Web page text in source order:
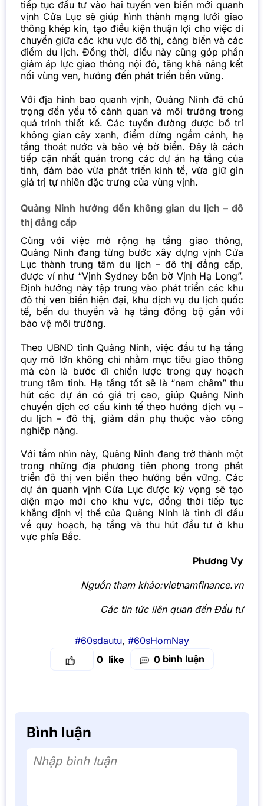
tiếp tục đầu tư vào hai tuyến ven biển mới quanh
vịnh Cửa Lục sẽ giúp hình thành mạng lưới giao
thông khép kín, tạo điều kiện thuận lợi cho việc di
chuyển giữa các khu vực đô thị, cảng biển và các
điểm du lịch. Đồng thời, điều này cũng góp phần
giảm áp lực giao thông nội đô, tăng khả năng kết
nối vùng ven, hướng đến phát triển bền vững.
Với địa hình bao quanh vịnh, Quảng Ninh đã chú
trọng đến yếu tố cảnh quan và môi trường trong
quá trình thiết kế. Các tuyến đường được bố trí
không gian cây xanh, điểm dừng ngắm cảnh, hạ
tầng thoát nước và bảo vệ bờ biển. Đây là cách
tiếp cận nhất quán trong các dự án hạ tầng của
tỉnh, đảm bảo vừa phát triển kinh tế, vừa giữ gìn
giá trị tự nhiên đặc trưng của vùng vịnh.
Quảng Ninh hướng đến không gian du lịch – đô
thị đẳng cấp
Cùng với việc mở rộng hạ tầng giao thông,
Quảng Ninh đang từng bước xây dựng vịnh Cửa
Lục thành trung tâm du lịch – đô thị đẳng cấp,
được ví như “Vịnh Sydney bên bờ Vịnh Hạ Long”.
Định hướng này tập trung vào phát triển các khu
đô thị ven biển hiện đại, khu dịch vụ du lịch quốc
tế, bến du thuyền và hạ tầng đồng bộ gắn với
bảo vệ môi trường.
Theo UBND tỉnh Quảng Ninh, việc đầu tư hạ tầng
quy mô lớn không chỉ nhằm mục tiêu giao thông
mà còn là bước đi chiến lược trong quy hoạch
trung tâm tỉnh. Hạ tầng tốt sẽ là “nam châm” thu
hút các dự án có giá trị cao, giúp Quảng Ninh
chuyển dịch cơ cấu kinh tế theo hướng dịch vụ –
du lịch – đô thị, giảm dần phụ thuộc vào công
nghiệp nặng.
Với tầm nhìn này, Quảng Ninh đang trở thành một
trong những địa phương tiên phong trong phát
triển đô thị ven biển theo hướng bền vững. Các
dự án quanh vịnh Cửa Lục được kỳ vọng sẽ tạo
diện mạo mới cho khu vực, đồng thời tiếp tục
khẳng định vị thế của Quảng Ninh là tỉnh đi đầu
về quy hoạch, hạ tầng và thu hút đầu tư ở khu
vực phía Bắc.
Phương Vy
Nguồn tham khảo:vietnamfinance.vn
Các tin tức liên quan đến Đầu tư
#60sdautu, #60sHomNay
0
0 bình luận
Bình luận
Nhập bình luận